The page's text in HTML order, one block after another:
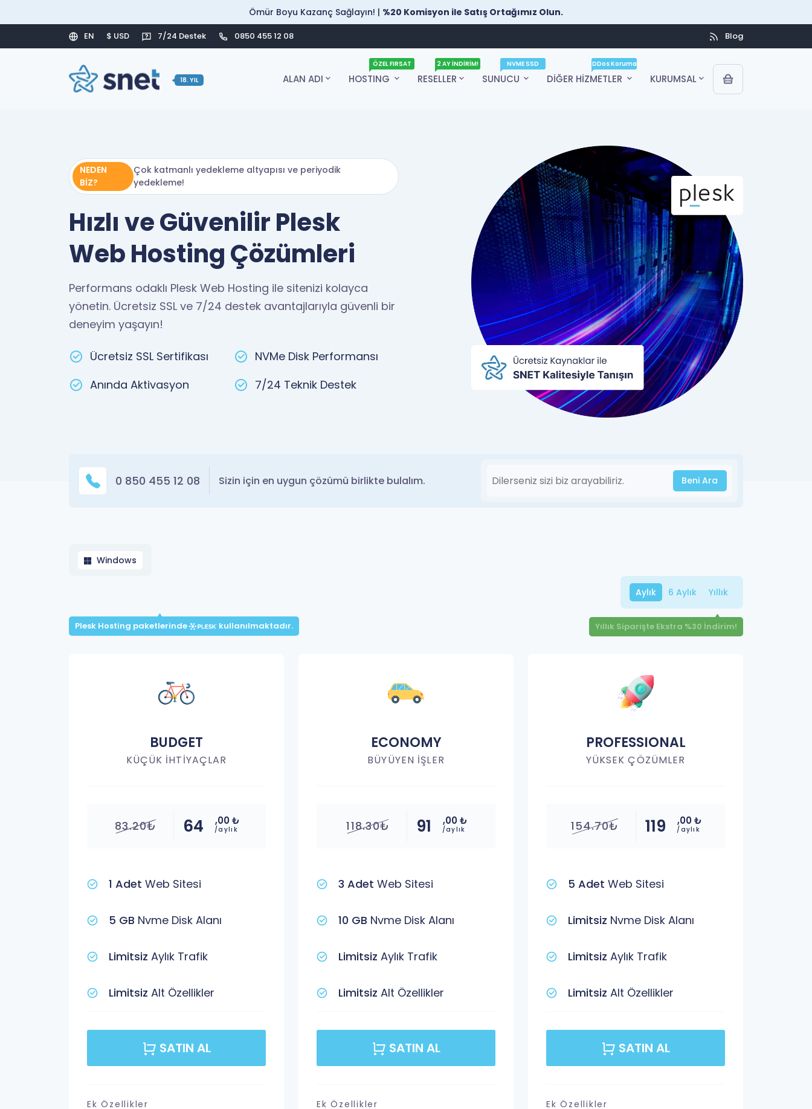
Ömür Boyu Kazanç Sağlayın! | %20 Komisyon ile Satış Ortağımız Olun.
EN $ USD 7/24 Destek 0850 455 12 08 Blog
18. YIL ALAN ADI HOSTING
ÖZEL FIRSAT
RESELLER
2 AY İNDİRİM!
SUNUCU
NVME SSD
DİĞER HİZMETLER
DDos Koruma
KURUMSAL
NEDEN
BİZ?
Çok katmanlı yedekleme altyapısı ve periyodik
yedekleme!
Hızlı ve Güvenilir Plesk
Web Hosting Çözümleri
Performans odaklı Plesk Web Hosting ile sitenizi kolayca
yönetin. Ücretsiz SSL ve 7/24 destek avantajlarıyla güvenli bir
deneyim yaşayın!
Ücretsiz SSL Sertifikası
NVMe Disk Performansı
Anında Aktivasyon
7/24 Teknik Destek
0 850 455 12 08 Sizin için en uygun çözümü birlikte bulalım.
Windows
Aylık 6 Aylık Yıllık
Yıllık Siparişte Ekstra %30 İndirim!
Plesk Hosting paketlerinde kullanılmaktadır.
BUDGET
KÜÇÜK İHTİYAÇLAR
83.20₺ 64 ,00 ₺
/aylık
1 Adet Web Sitesi
5 GB Nvme Disk Alanı
Limitsiz Aylık Trafik
Limitsiz Alt Özellikler
SATIN AL
Ek Özellikler
ECONOMY
BÜYÜYEN İŞLER
118.30₺ 91 ,00 ₺
/aylık
3 Adet Web Sitesi
10 GB Nvme Disk Alanı
Limitsiz Aylık Trafik
Limitsiz Alt Özellikler
SATIN AL
Ek Özellikler
PROFESSIONAL
YÜKSEK ÇÖZÜMLER
154.70₺ 119 ,00 ₺
/aylık
5 Adet Web Sitesi
Limitsiz Nvme Disk Alanı
Limitsiz Aylık Trafik
Limitsiz Alt Özellikler
SATIN AL
Ek Özellikler